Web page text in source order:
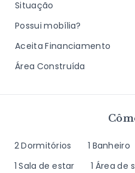
2 Dormitórios 1 Banheiro
1 Sala de estar
1 Área de
Situação
Possui mobília?
Aceita Financiamento
Área Construída